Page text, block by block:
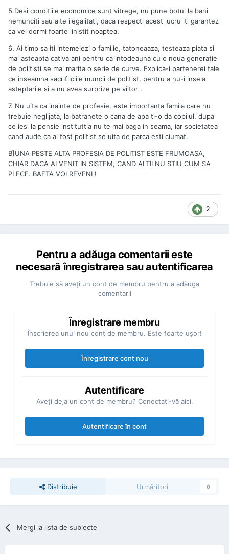
5.Desi conditiile economice sunt vitrege, nu pune botul la bani
nemunciti sau alte ilegalitati, daca respecti acest lucru iti garantez
ca vei dormi foarte linistit noaptea.
6. Ai timp sa iti intemeiezi o familie, tatoneaaza, testeaza piata si
mai asteapta cativa ani pentru ca intodeauna cu o noua generatie
de politisti se mai marita o serie de curve. Explica-i partenerei tale
ce inseamna sacrifiiciile muncii de politist, pentru a nu-i insela
asteptarile si a nu avea surprize pe viitor .
7. Nu uita ca inainte de profesie, este importanta famila care nu
trebuie neglijata, la batranete o cana de apa ti-o da copilul, dupa
ce iesi la pensie instituttia nu te mai baga in seama, iar societatea
cand aude ca ai fost politist se uita de parca esti ciumat.
B]UNA PESTE ALTA PROFESIA DE POLITIST ESTE FRUMOASA,
CHIAR DACA AI VENIT IN SISTEM, CAND ALTII NU STIU CUM SA
PLECE. BAFTA VOI REVENI !
2
Pentru a adăuga comentarii este
necesară înregistrarea sau autentificarea
Trebuie să aveţi un cont de membru pentru a adăuga
comentarii
Înregistrare membru
Înscrierea unui nou cont de membru. Este foarte uşor!
Înregistrare cont nou
Autentificare
Aveţi deja un cont de membru? Conectaţi-vă aici.
Autentificare în cont
Distribuie Urmăritori 0
Mergi la lista de subiecte